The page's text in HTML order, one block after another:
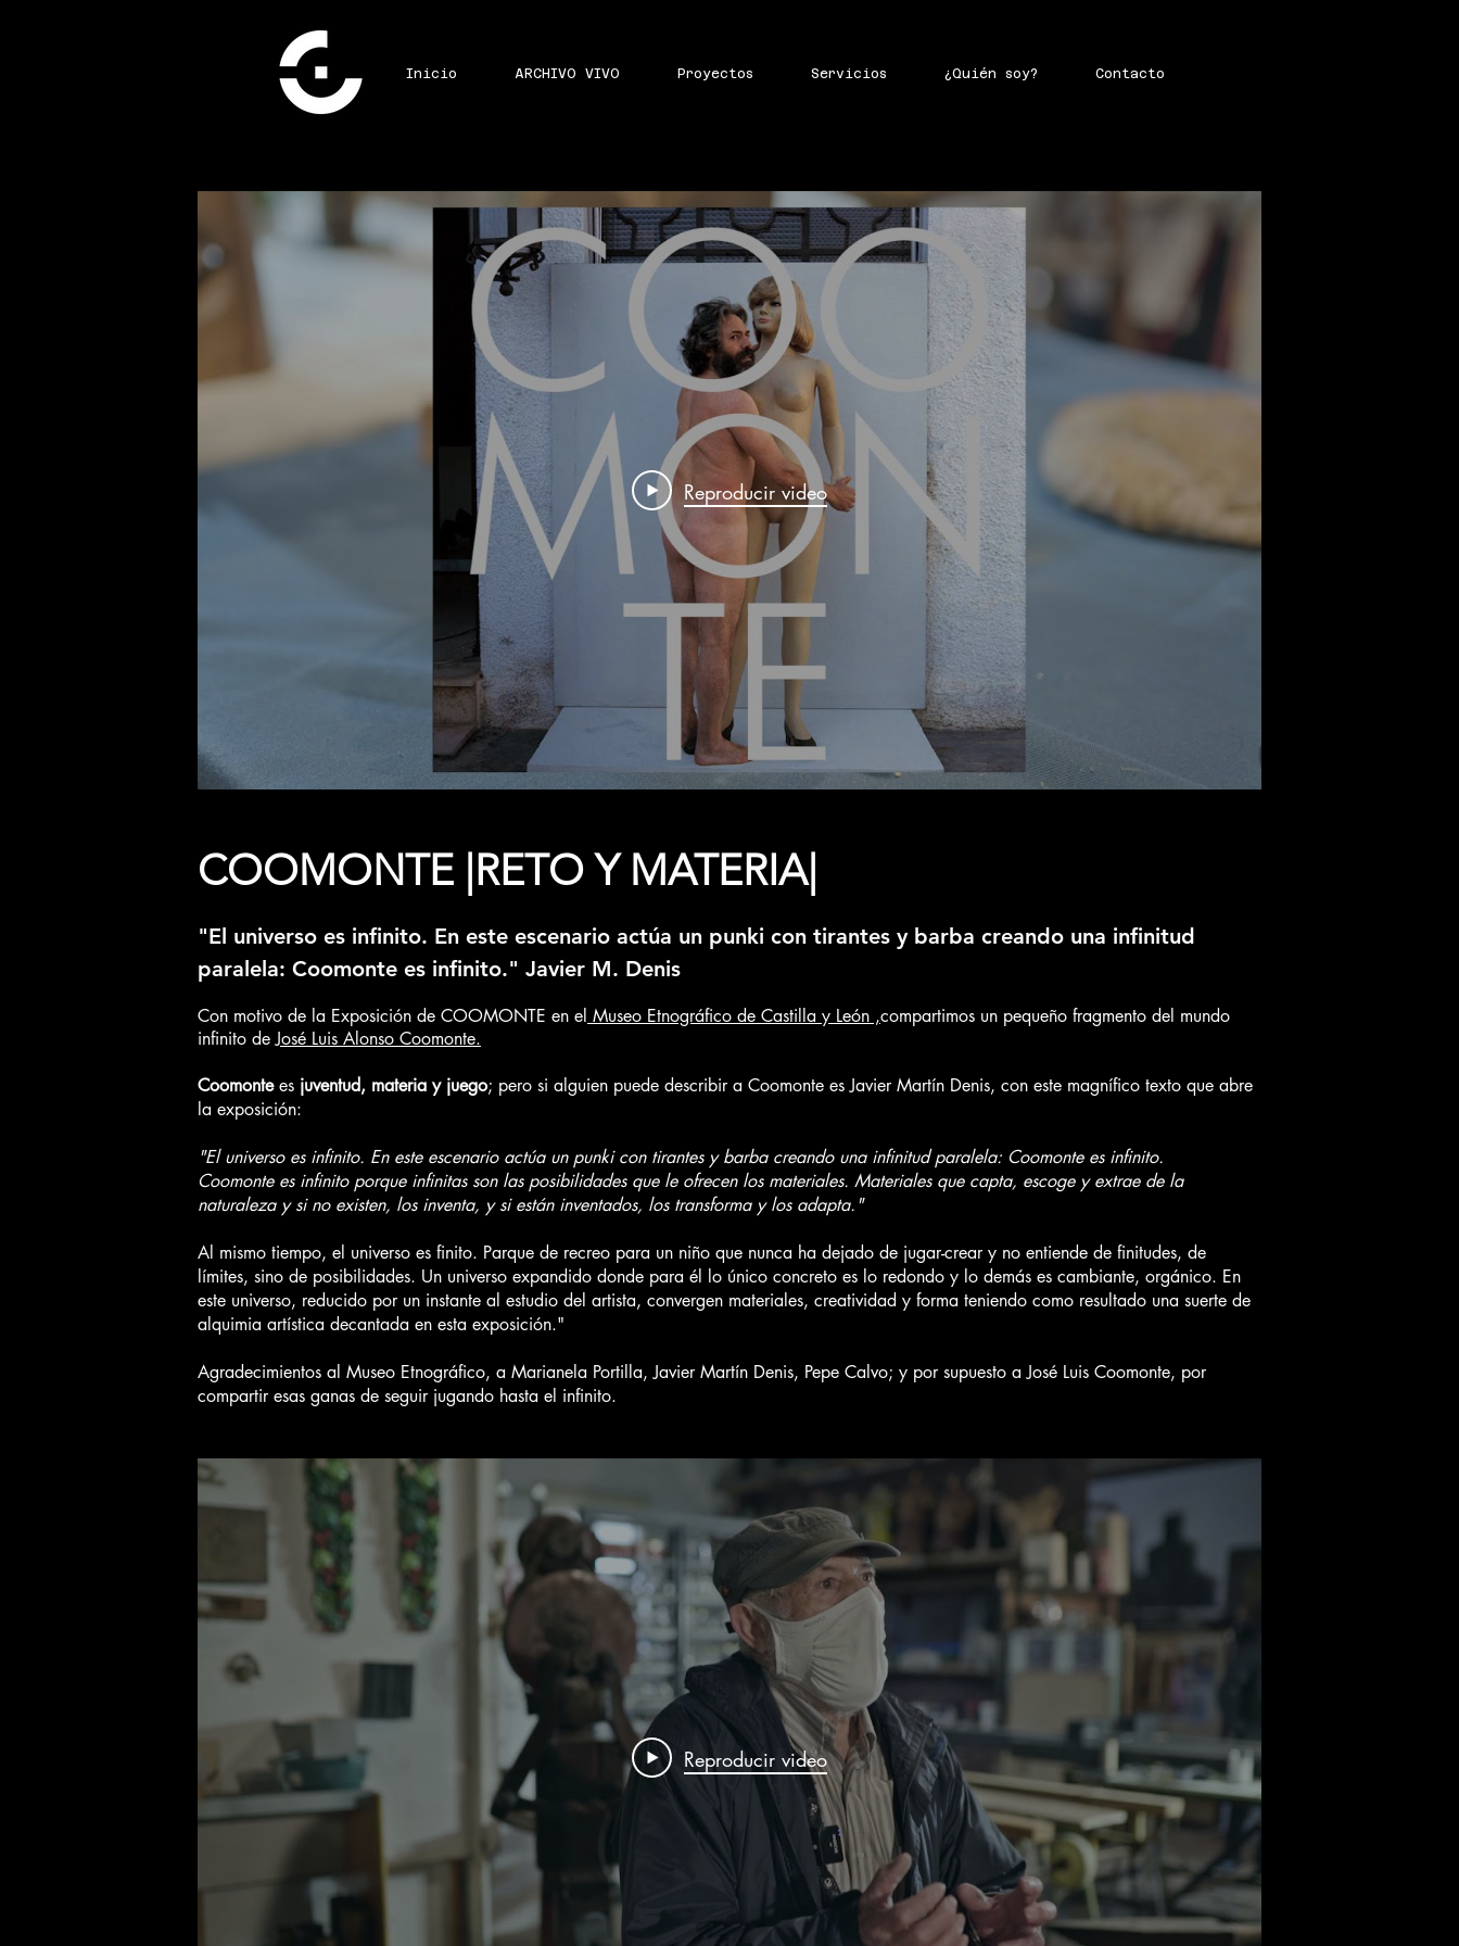
Inicio ARCHIVO VIVO Proyectos Servicios ¿Quién soy? Contacto
Reproducir video
COOMONTE |RETO Y MATERIA|
"El universo es infinito. En este escenario actúa un punki con tirantes y barba creando una infinitud
paralela: Coomonte es infinito." Javier M. Denis
Con motivo de la Exposición de COOMONTE en el Museo Etnográfico de Castilla y León ,compartimos un pequeño fragmento del mundo
infinito deJosé Luis Alonso Coomonte.
Coomontees juventud, materia y juego; pero si alguien puede describir a Coomonte es Javier Martín Denis, con este magnífico texto que abre
la exposición:
"El universo es infinito. En este escenario actúa un punki con tirantes y barba creando una infinitud paralela: Coomonte es infinito.
Coomonte es infinito porque infinitas son las posibilidades que le ofrecen los materiales. Materiales que capta, escoge y extrae de la
naturaleza y si no existen, los inventa, y si están inventados, los transforma y los adapta."
Al mismo tiempo, el universo es finito. Parque de recreo para un niño que nunca ha dejado de jugar-crear y no entiende de finitudes, de
límites, sino de posibilidades. Un universo expandido donde para él lo único concreto es lo redondo y lo demás es cambiante, orgánico. En
este universo, reducido por un instante al estudio del artista, convergen materiales, creatividad y forma teniendo como resultado una suerte de
alquimia artística decantada en esta exposición."
Agradecimientos al Museo Etnográfico, a Marianela Portilla, Javier Martín Denis, Pepe Calvo; y por supuesto a José Luis Coomonte, por
compartir esas ganas de seguir jugando hasta el infinito.
Reproducir video